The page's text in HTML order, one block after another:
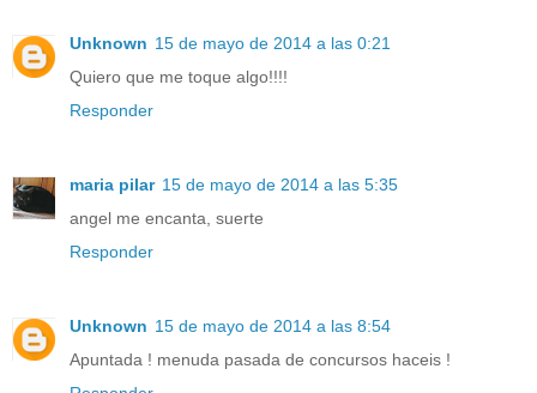
Unknown 15 de mayo de 2014 a las 0:21
Quiero que me toque algo!!!!
Responder
maria pilar 15 de mayo de 2014 a las 5:35
angel me encanta, suerte
Responder
Unknown 15 de mayo de 2014 a las 8:54
Apuntada ! menuda pasada de concursos haceis !